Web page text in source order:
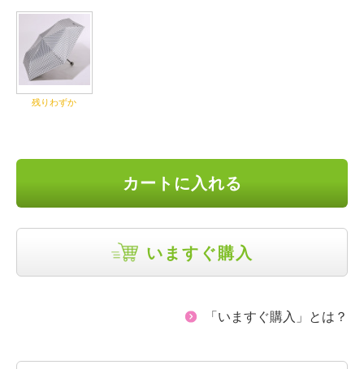
残りわずか
カートに入れる
いますぐ購入
「いますぐ購入」とは？